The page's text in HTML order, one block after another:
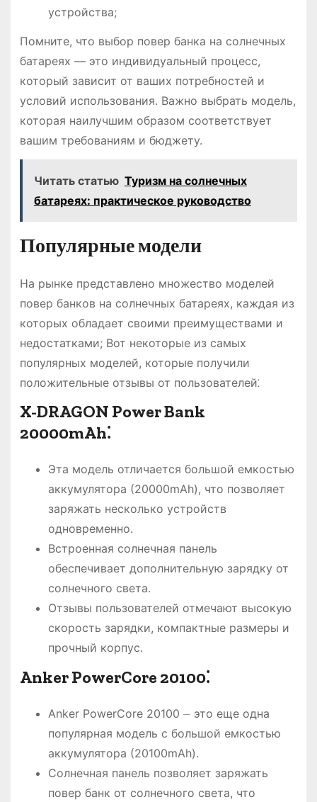
устройства;
Помните, что выбор повер банка на солнечных
батареях — это индивидуальный процесс,
который зависит от ваших потребностей и
условий использования. Важно выбрать модель,
которая наилучшим образом соответствует
вашим требованиям и бюджету.
Читать статью Туризм на солнечных
батареях: практическое руководство
Популярные модели
На рынке представлено множество моделей
повер банков на солнечных батареях, каждая из
которых обладает своими преимуществами и
недостатками; Вот некоторые из самых
популярных моделей, которые получили
положительные отзывы от пользователей⁚
X-DRAGON Power Bank
20000mAh⁚
Эта модель отличается большой емкостью
аккумулятора (20000mAh), что позволяет
заряжать несколько устройств
одновременно.
Встроенная солнечная панель
обеспечивает дополнительную зарядку от
солнечного света.
Отзывы пользователей отмечают высокую
скорость зарядки, компактные размеры и
прочный корпус.
Anker PowerCore 20100⁚
Anker PowerCore 20100 ⏤ это еще одна
популярная модель с большой емкостью
аккумулятора (20100mAh).
Солнечная панель позволяет заряжать
повер банк от солнечного света, что